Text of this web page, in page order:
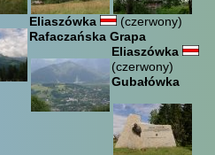
Eliaszówka
(czerwony)
Rafaczańska Grapa
Eliaszówka
(czerwony)
Gubałówka